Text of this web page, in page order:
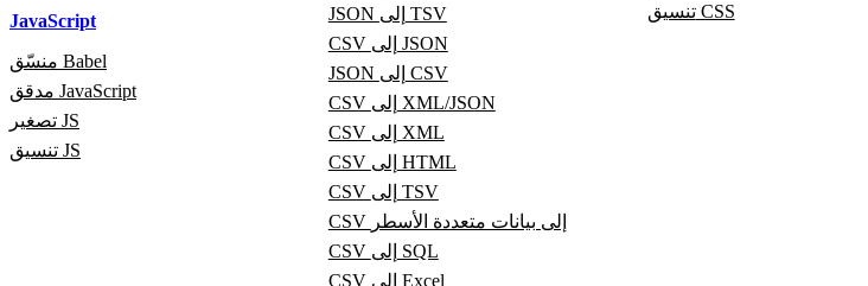
JavaScript
منسّق Babel
مدقق JavaScript
تصغير JS
تنسيق JS
JSON إلى TSV
CSV إلى JSON
JSON إلى CSV
CSV إلى XML/JSON
CSV إلى XML
CSV إلى HTML
CSV إلى TSV
CSV إلى بيانات متعددة الأسطر
CSV إلى SQL
CSV إلى Excel
تنسيق CSS